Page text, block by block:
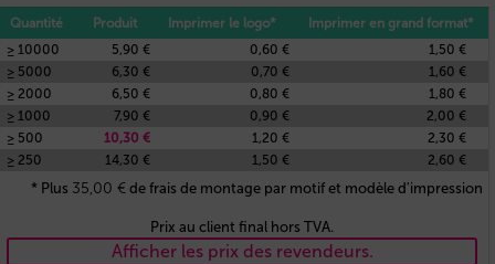
Quantité Produit Imprimer le logo*
Imprimer en grand format*
≥ 10000
5,90 € 0,60 €
1,50 €
≥ 5000
6,30 € 0,70 €
1,60 €
≥ 2000
6,50 € 0,80 €
1,80 €
≥ 1000
7,90 € 0,90 €
2,00 €
≥ 500
10,30 € 1,20 €
2,30 €
≥ 250
14,30 € 1,50 € 2,60 €
* Plus 35,00 € de frais de montage par motif et modèle d'impression
Prix au client final hors TVA.
Afficher les prix des revendeurs.